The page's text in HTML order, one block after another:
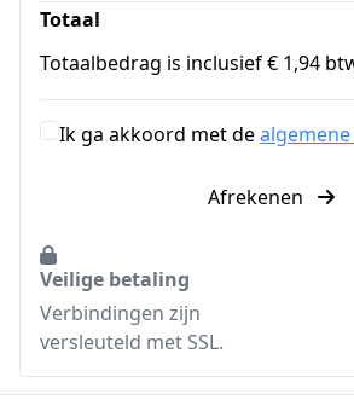
Totaal
Totaalbedrag is inclusief € 1,94
Ik ga akkoord met de
Afrekenen
Veilige betaling
Verbindingen zijn
versleuteld met SSL.